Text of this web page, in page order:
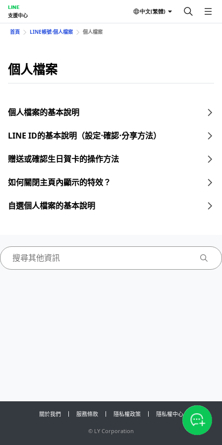
LINE
支援中心
中文(繁體)
首頁 LINE帳號⋅個人檔案 個人檔案
個人檔案
個人檔案的基本說明
LINE ID的基本說明（設定⋅確認⋅分享方法）
贈送或確認生日賀卡的操作方法
如何關閉主頁內顯示的特效？
自選個人檔案的基本說明
關於我們 服務條款 隱私權政策 隱私權中心
© LY Corporation